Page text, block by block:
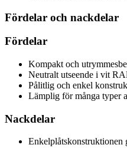
Fördelar och nackdelar
Fördelar
Kompakt och
Neutralt utseende i vit
Pålitlig och enkel
Lämplig för många typer
Nackdelar
Enkelplåtskonstruktionen